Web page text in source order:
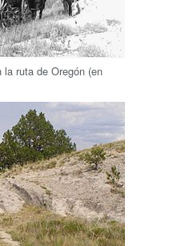
la ruta de Oregón (en